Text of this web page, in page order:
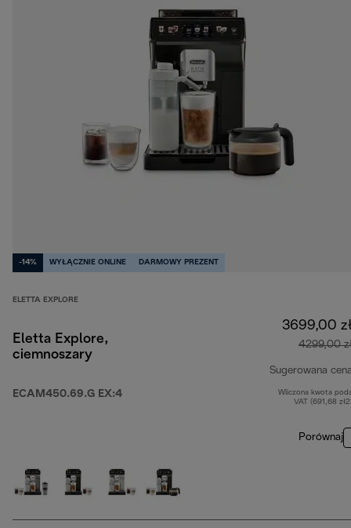
-14% WYŁĄCZNIE ONLINE DARMOWY PREZENT
ELETTA EXPLORE
Eletta Explore,
ciemnoszary
ECAM450.69.G EX:4
3699,00
4299,00
Sugerowana
Wliczona kwota
VAT (691,68
Porównaj